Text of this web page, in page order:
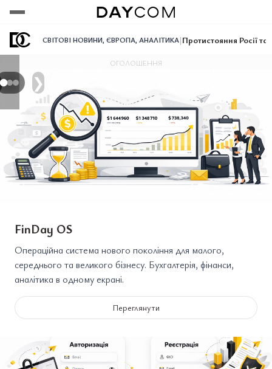
СВІТОВІ НОВИНИ, ЄВРОПА, АНАЛІТИКА|Протистояння Росії та
❯
ОГОЛОШЕННЯ
FinDay OS
Операційна система нового покоління для малого,
середнього та великого бізнесу. Бухгалтерія, фінанси,
аналітика в одному екрані.
Переглянути